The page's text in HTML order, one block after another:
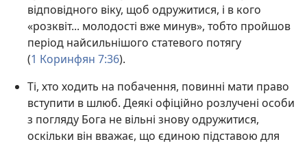
відповідного віку, щоб одружитися, і в кого
«розквіт... молодості вже минув», тобто пройшов
період найсильнішого статевого потягу
(1 Коринфян 7:36).
Ті, хто ходить на побачення, повинні мати право
вступити в шлюб. Деякі офіційно розлучені особи
з погляду Бога не вільні знову одружитися,
оскільки він вважає, що єдиною підставою для